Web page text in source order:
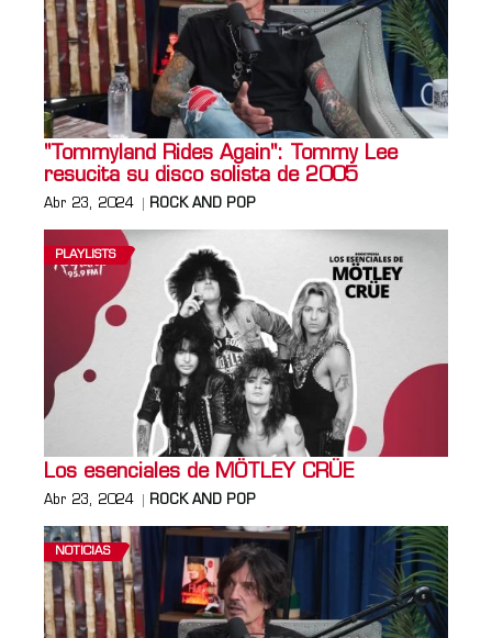
"Tommyland Rides Again": Tommy Lee
resucita su disco solista de 2005
Abr 23, 2024 ROCK AND POP
PLAYLISTS
Los esenciales de MÖTLEY CRÜE
Abr 23, 2024 ROCK AND POP
NOTICIAS